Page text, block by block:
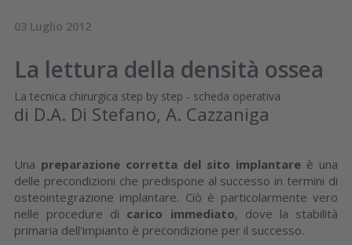
03 Luglio 2012
La lettura della densità ossea
La tecnica chirurgica step by step - scheda operativa
di D.A. Di Stefano, A. Cazzaniga
Una preparazione corretta del sito implantare è una
delle precondizioni che predispone al successo in termini di
osteointegrazione implantare. Ciò è particolarmente vero
nelle procedure di carico immediato, dove la stabilità
primaria dell'impianto è precondizione per il successo.